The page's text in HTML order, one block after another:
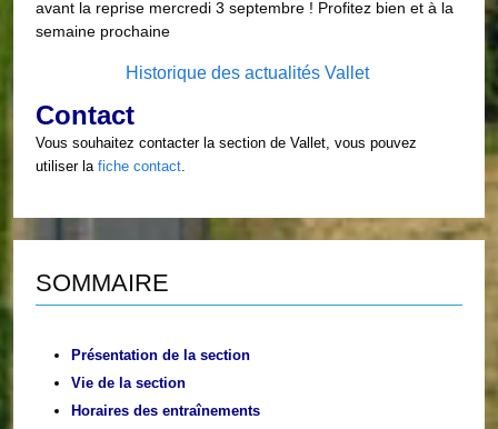
avant la reprise mercredi 3 septembre ! Profitez bien et à la
semaine prochaine
Historique des actualités Vallet
Contact
Vous souhaitez contacter la section de Vallet, vous pouvez
utiliser la fiche contact.
SOMMAIRE
Présentation de la section
Vie de la section
Horaires des entraînements